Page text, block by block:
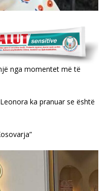
nga momentet më të
ka pranuar se është